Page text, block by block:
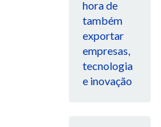
hora de
também
exportar
empresas,
tecnologia
e inovação